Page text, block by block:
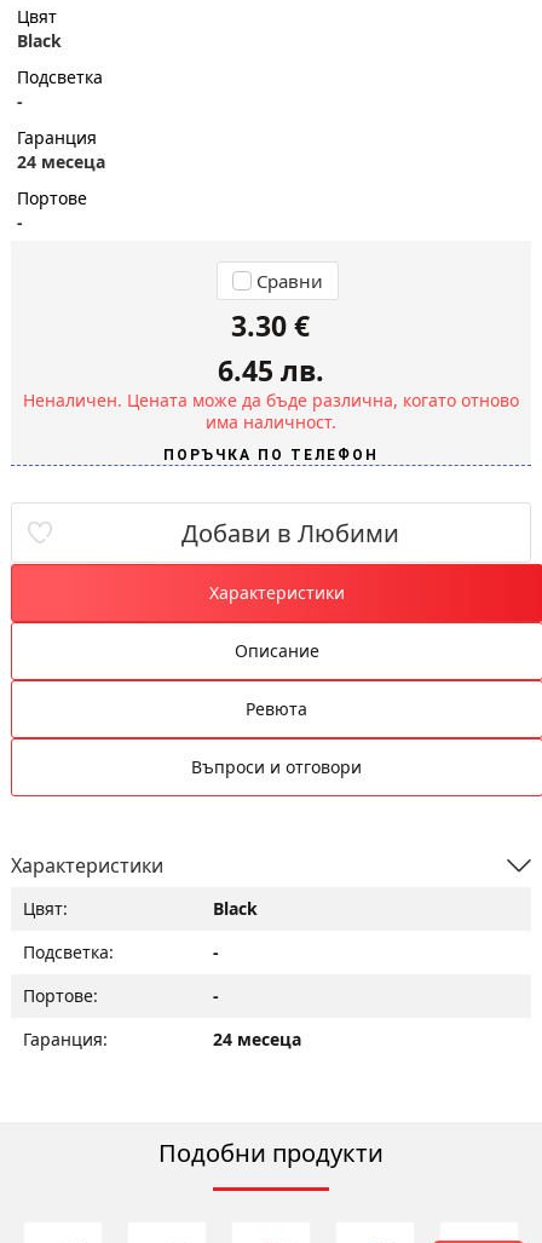
Цвят
Black
Подсветка
-
Гаранция
24 месеца
Портове
-
Сравни
3.30 €
6.45 лв.
Неналичен. Цената може да бъде различна, когато отново
има наличност.
Добави в Любими
Характеристики
Описание
Ревюта
Въпроси и отговори
Характеристики
Цвят:
Black
Подсветка:
-
Портове:
-
Гаранция:
24 месеца
Подобни продукти